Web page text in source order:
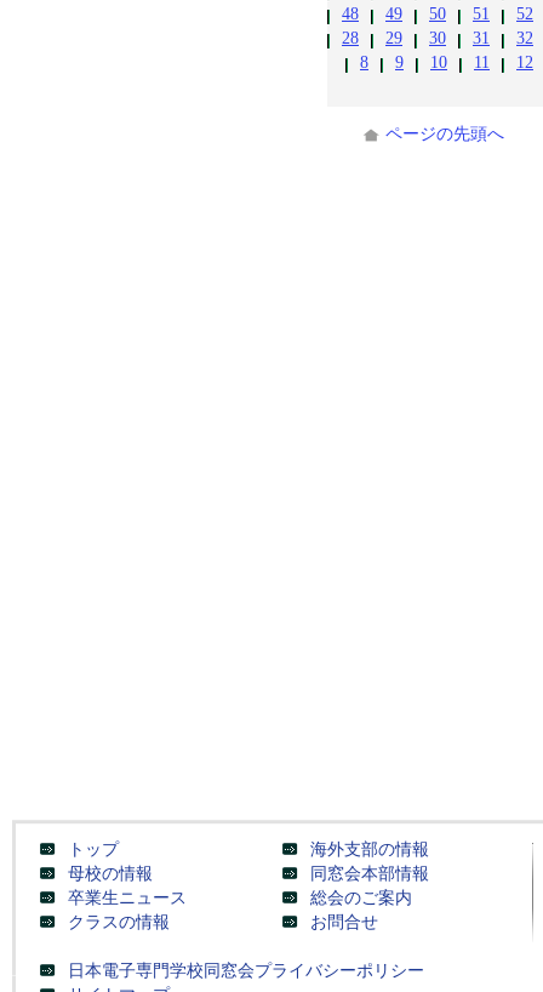
52
51
50
49
48
32
31
30
29
28
12
11
10
9
8
ページの先頭へ
トップ
母校の情報
卒業生ニュース
クラスの情報
海外支部の情報
同窓会本部情報
総会のご案内
お問合せ
日本電子専門学校同窓会プライバシーポリシー